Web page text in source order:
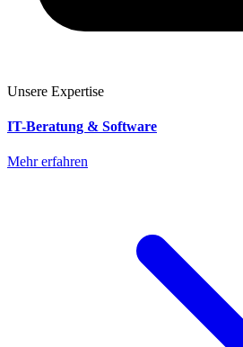
Unsere Expertise
IT-Beratung & Software
Mehr erfahren